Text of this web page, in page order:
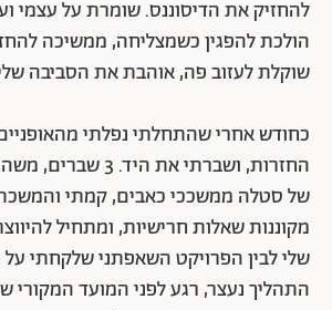
להחזיק את הדיסוננס. שומרת על עצמי
הולכת להפגין כשמצליחה, ממשיכה
שוקלת לעזוב פה, אוהבת את הסביבה
כחודש אחרי שהתחלתי נפלתי
החזרות, ושברתי את
של סטלה ממשככי כאבים, קמתי
מקוננות שאלות חרישיות, ומתחיל
שלי לבין הפרויקט השאפתני שלקחתי על
התהליך נעצר, רגע לפני המועד המקורי